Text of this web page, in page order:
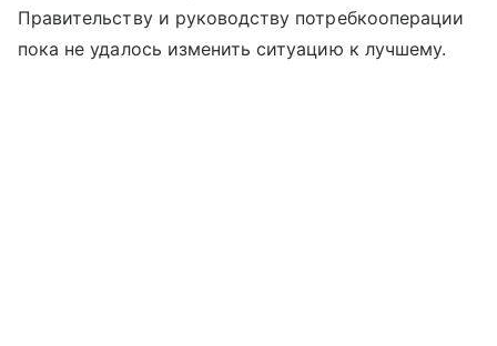
Правительству и руководству потребкооперации
пока не удалось изменить ситуацию к лучшему.